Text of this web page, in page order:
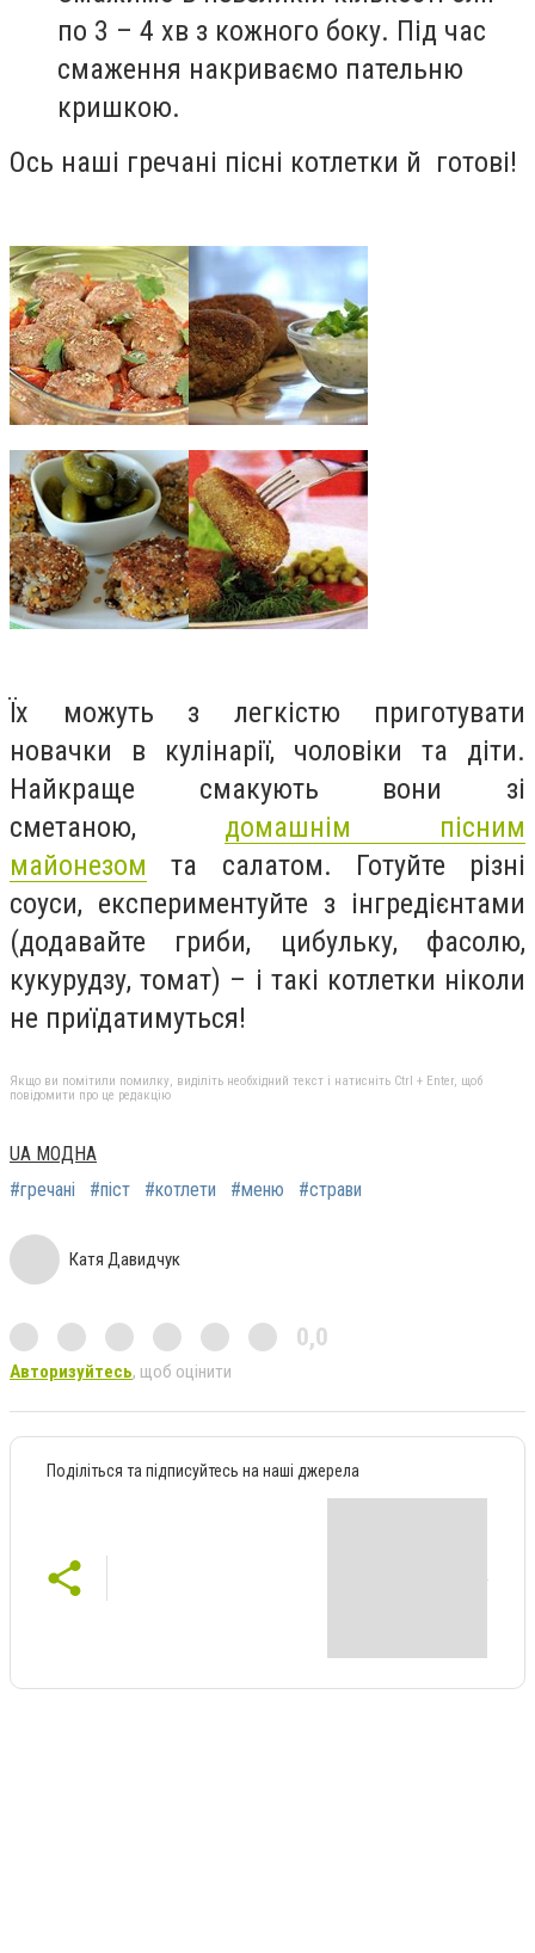
по 3 – 4 хв з кожного боку. Під час
смаження накриваємо пательню
кришкою.
Ось наші гречані пісні котлетки й готові!
Їх можуть з легкістю приготувати
новачки в кулінарії, чоловіки та діти.
Найкраще смакують вони зі
сметаною, домашнім пісним
майонезом та салатом. Готуйте різні
соуси, експериментуйте з інгредієнтами
(додавайте гриби, цибульку, фасолю,
кукурудзу, томат) – і такі котлетки ніколи
не приїдатимуться!
Якщо ви помітили помилку, виділіть необхідний текст і натисніть Ctrl + Enter, щоб
повідомити про це редакцію
UA МОДНА
#гречані
#піст #котлети #меню #страви
Катя Давидчук
0,0
Авторизуйтесь, щоб оцінити
Поділіться та підписуйтесь на наші джерела